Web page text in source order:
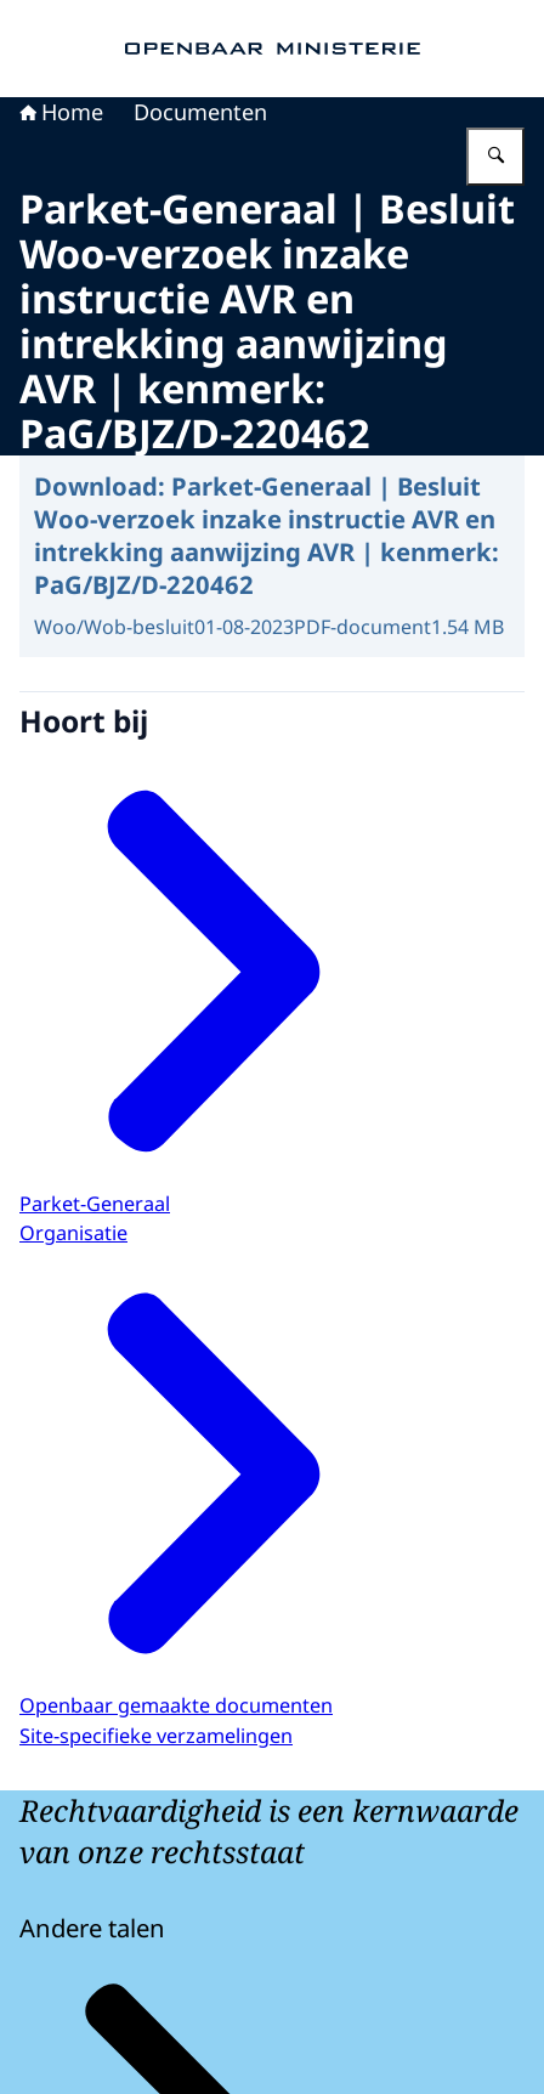
Home Documenten
Parket-Generaal | Besluit
Woo-verzoek inzake
instructie AVR en
intrekking aanwijzing
AVR | kenmerk:
PaG/BJZ/D-220462
Download: Parket-Generaal | Besluit
Woo-verzoek inzake instructie AVR en
intrekking aanwijzing AVR | kenmerk:
PaG/BJZ/D-220462
Woo/Wob-besluit01-08-2023PDF-document1.54 MB
Hoort bij
Parket-Generaal
Organisatie
Openbaar gemaakte documenten
Site-specifieke verzamelingen
Rechtvaardigheid is een kernwaarde
van onze rechtsstaat
Andere talen